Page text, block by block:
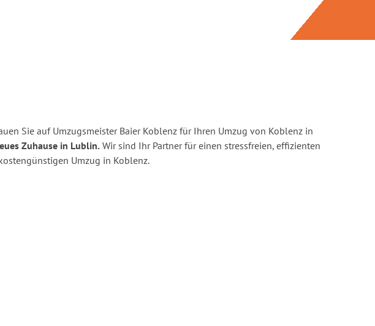
Sie auf Umzugsmeister Baier Koblenz für Ihren Umzug von Koblenz in
Zuhause in Lublin. Wir sind Ihr Partner für einen stressfreien, effizienten
Umzug in Koblenz.